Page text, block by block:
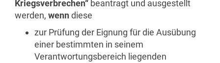
Kriegsverbrechen“ beantragt und ausgestellt
werden, wenndiese
zur Prüfung der Eignung für die Ausübung
einer bestimmten in seinem
Verantwortungsbereich liegenden